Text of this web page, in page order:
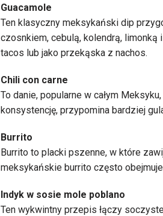
Guacamole
Ten klasyczny meksykański dip
czosnkiem, cebulą, kolendrą,
tacos lub jako przekąska z nachos.
Chili con carne
To danie, popularne w całym
konsystencję, przypomina bardziej
Burrito
Burrito to placki pszenne, w które
meksykańskie burrito często
Indyk w sosie mole poblano
Ten wykwintny przepis łączy